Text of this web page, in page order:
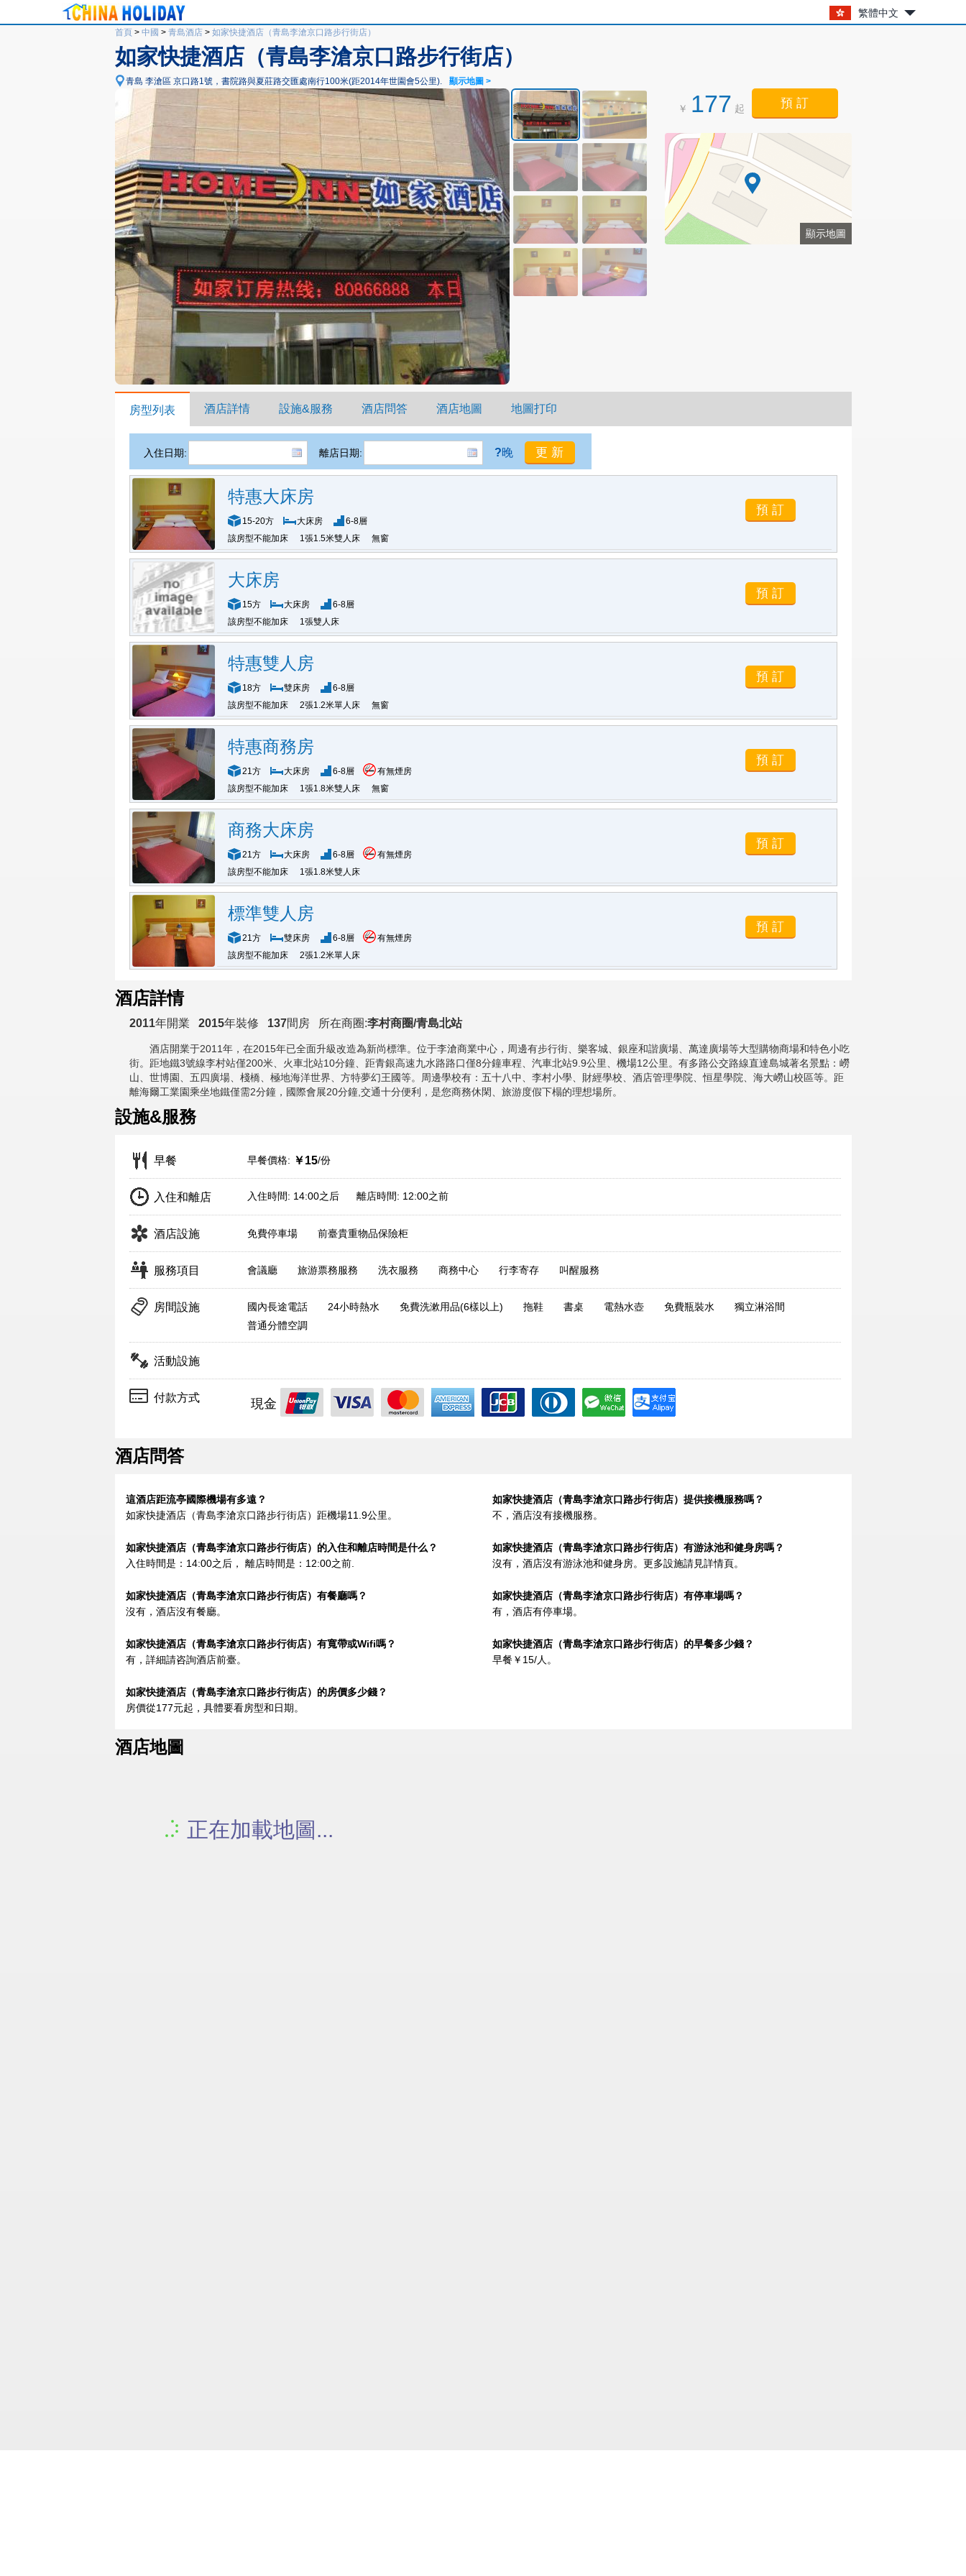
繁體中文
首頁> 中國 > 青島酒店> 如家快捷酒店（青島李滄京口路步行街店）
如家快捷酒店（青島李滄京口路步行街店）
青島 李滄區 京口路1號，書院路與夏莊路交匯處南行100米(距2014年世園會5公里). 顯示地圖 >
￥ 177 起 預 訂
顯示地圖
房型列表 酒店詳情 設施&服務 酒店問答 酒店地圖 地圖打印
入住日期: 離店日期: ?晚
特惠大床房
15-20方 大床房
6-8層
該房型不能加床
1張1.5米雙人床 無窗
大床房
15方 大床房
6-8層
該房型不能加床
1張雙人床
特惠雙人房
18方 雙床房
6-8層
該房型不能加床
2張1.2米單人床 無窗
特惠商務房
21方 大床房 6-8層
有無煙房
該房型不能加床
1張1.8米雙人床 無窗
商務大床房
21方 大床房 6-8層
有無煙房
該房型不能加床
1張1.8米雙人床
標準雙人房
21方 雙床房 6-8層
有無煙房
該房型不能加床
2張1.2米單人床
酒店詳情
2011年開業 2015年裝修 137間房 所在商圈:李村商圈/青島北站
酒店開業于2011年，在2015年已全面升級改造為新尚標準。位于李滄商業中心，周邊有步行街、樂客城、銀座和諧廣場、萬達廣場等大型購物商場和特色小吃
街。距地鐵3號線李村站僅200米、火車北站10分鐘、距青銀高速九水路路口僅8分鐘車程、汽車北站9.9公里、機場12公里。有多路公交路線直達島城著名景點：嶗
山、世博園、五四廣場、棧橋、極地海洋世界、方特夢幻王國等。周邊學校有：五十八中、李村小學、財經學校、酒店管理學院、恒星學院、海大嶗山校區等。距
離海爾工業園乘坐地鐵僅需2分鐘，國際會展20分鐘,交通十分便利，是您商務休閑、旅游度假下榻的理想場所。
設施&服務
早餐 早餐價格: ￥15/份
入住和離店 入住時間: 14:00之后 離店時間: 12:00之前
酒店設施 免費停車場 前臺貴重物品保險柜
服務項目 會議廳 旅游票務服務 洗衣服務 商務中心 行李寄存 叫醒服務
房間設施 國內長途電話 24小時熱水 免費洗漱用品(6樣以上) 拖鞋 書桌 電熱水壺 免費瓶裝水
獨立淋浴間
普通分體空調
活動設施
付款方式 現金
酒店問答
這酒店距流亭國際機場有多遠？
如家快捷酒店（青島李滄京口路步行街店）距機場11.9公里。
如家快捷酒店（青島李滄京口路步行街店）提供接機服務嗎？
不，酒店沒有接機服務。
如家快捷酒店（青島李滄京口路步行街店）的入住和離店時間是什么？
入住時間是：14:00之后， 離店時間是：12:00之前.
如家快捷酒店（青島李滄京口路步行街店）有游泳池和健身房嗎？
沒有，酒店沒有游泳池和健身房。更多設施請見詳情頁。
如家快捷酒店（青島李滄京口路步行街店）有餐廳嗎？
沒有，酒店沒有餐廳。
如家快捷酒店（青島李滄京口路步行街店）有停車場嗎？
有，酒店有停車場。
如家快捷酒店（青島李滄京口路步行街店）有寬帶或Wifi嗎？
有，詳細請咨詢酒店前臺。
如家快捷酒店（青島李滄京口路步行街店）的早餐多少錢？
早餐￥15/人。
如家快捷酒店（青島李滄京口路步行街店）的房價多少錢？
房價從177元起，具體要看房型和日期。
酒店地圖
正在加載地圖...